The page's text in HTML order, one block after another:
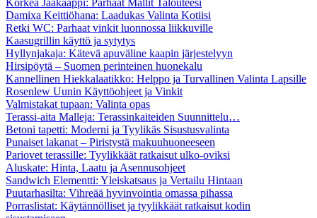
Damixa Keittiöhana: Laadukas Valinta Kotiisi
Retki WC: Parhaat vinkit luonnossa liikkuville
Kaasugrillin käyttö ja sytytys
Hyllynjakaja: Kätevä apuväline kaapin järjestelyyn
Hirsipöytä – Suomen perinteinen huonekalu
Kannellinen Hiekkalaatikko: Helppo ja Turvallinen Valinta Lapsille
Rosenlew Uunin Käyttöohjeet ja Vinkit
Valmistakat tupaan: Valinta opas
Terassi-aita Malleja: Terassinkaiteiden Suunnittelu…
Betoni tapetti: Moderni ja Tyylikäs Sisustusvalinta
Punaiset lakanat – Piristystä makuuhuoneeseen
Pariovet terassille: Tyylikkäät ratkaisut ulko-oviksi
Aluskate: Hinta, Laatu ja Asennusohjeet
Sandwich Elementti: Yleiskatsaus ja Vertailu Hintaan
Puutarhasilta: Vihreää hyvinvointia omassa pihassa
Porraslistat: Käytännölliset ja tyylikkäät ratkaisut kodin